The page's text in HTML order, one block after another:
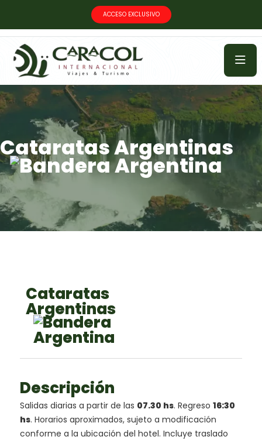
ACCESO EXCLUSIVO
Cataratas Argentinas
Cataratas
Argentinas
Descripción
Salidas diarias a partir de las 07.30 hs. Regreso 16:30
hs. Horarios aproximados, sujeto a modificación
conforme a la ubicación del hotel. Incluye traslado